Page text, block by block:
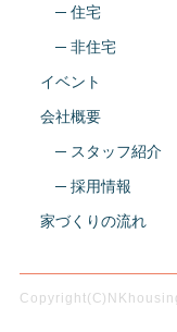
─ 住宅
─ 非住宅
イベント
会社概要
─ スタッフ紹介
─ 採用情報
家づくりの流れ